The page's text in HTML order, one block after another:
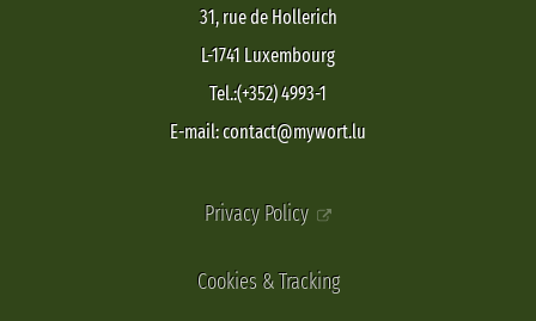
31, rue de Hollerich
L-1741 Luxembourg
Tel.:(+352) 4993-1
E-mail: contact@mywort.lu
Privacy Policy
Cookies & Tracking